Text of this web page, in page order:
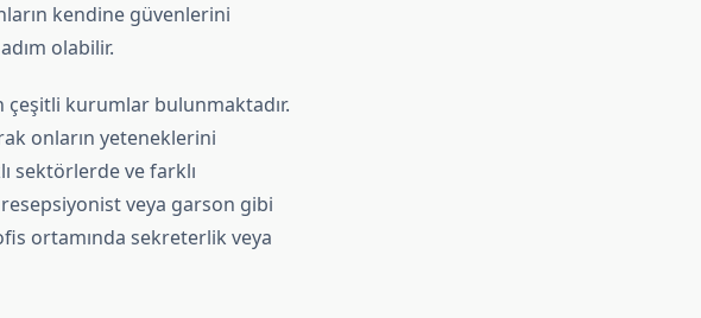
kendine güvenlerini
olabilir.
çeşitli kurumlar bulunmaktadır.
onların yeteneklerini
sektörlerde ve farklı
veya garson gibi
ortamında sekreterlik veya